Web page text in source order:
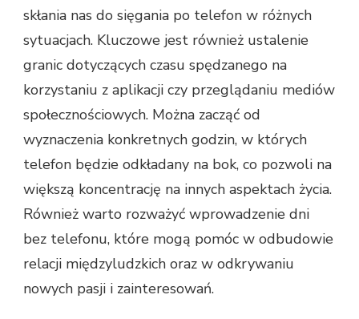
skłania nas do sięgania po telefon w różnych
sytuacjach. Kluczowe jest również ustalenie
granic dotyczących czasu spędzanego na
korzystaniu z aplikacji czy przeglądaniu mediów
społecznościowych. Można zacząć od
wyznaczenia konkretnych godzin, w których
telefon będzie odkładany na bok, co pozwoli na
większą koncentrację na innych aspektach życia.
Również warto rozważyć wprowadzenie dni
bez telefonu, które mogą pomóc w odbudowie
relacji międzyludzkich oraz w odkrywaniu
nowych pasji i zainteresowań.